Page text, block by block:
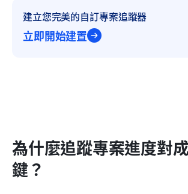
建立您完美的自訂專案追蹤器
立即開始建置
為什麼追蹤專案進度對
鍵？